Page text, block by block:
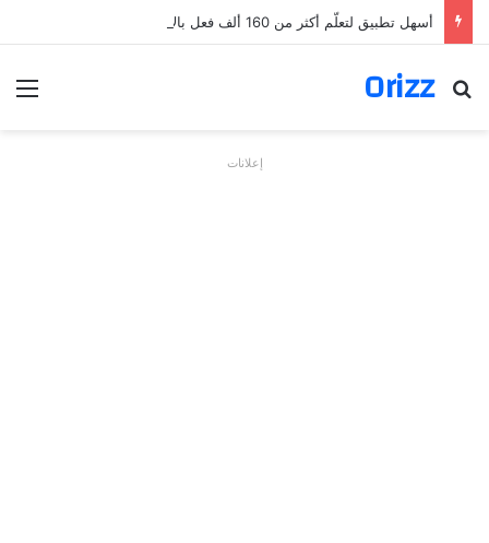
أسهل تطبيق لتعلّم أكثر من 160 ألف فعل بالألمانية
Orizz
بحث عن
إعلانات